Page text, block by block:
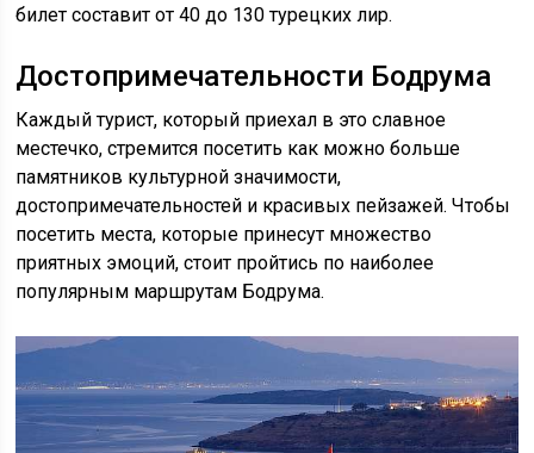
билет составит от 40 до 130 турецких лир.
Достопримечательности Бодрума
Каждый турист, который приехал в это славное
местечко, стремится посетить как можно больше
памятников культурной значимости,
достопримечательностей и красивых пейзажей. Чтобы
посетить места, которые принесут множество
приятных эмоций, стоит пройтись по наиболее
популярным маршрутам Бодрума.